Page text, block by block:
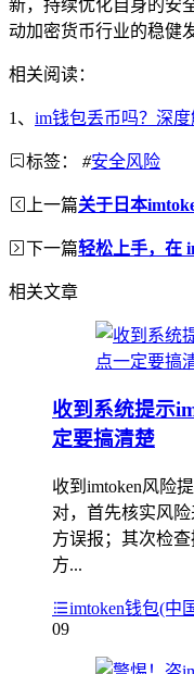
新，持续优化自身的安
动加密货币行业的稳健
相关阅读：
1、 im钱包丢币吗？深
标签： #安全风险
上一篇关于日本
下一篇轻松上手，在
相关文章
收到系统提示
定要搞清楚
收到imtoken风险
对，首先核实风
方误报；其次检
方...
imtoken钱包(中
09